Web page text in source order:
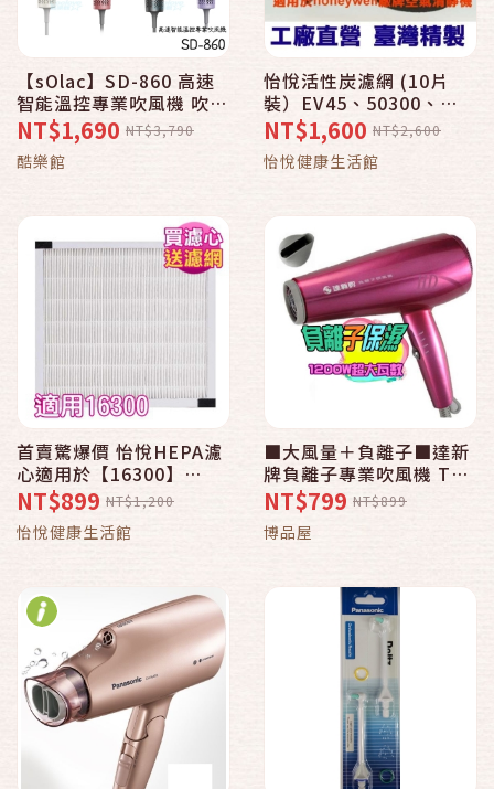
【sOlac】SD-860 高速
智能溫控專業吹風機 吹風
機 SD860 智能 高速
sOlac
NT$1,690 NT$3,790
酷樂館
怡悅活性炭濾網 (10片
裝）EV45、50300、
50311、53000、
53001、64500適用
honeywell 空氣清淨機
NT$1,600 NT$2,600
怡悅健康生活館
首賣驚爆價 怡悅HEPA濾
心適用於【16300】
honeywell廠牌機型,送
一年份濾網
NT$899 NT$1,200
怡悅健康生活館
■大風量＋負離子■達新
牌負離子專業吹風機 TS-
2388
NT$799 NT$899
博品屋